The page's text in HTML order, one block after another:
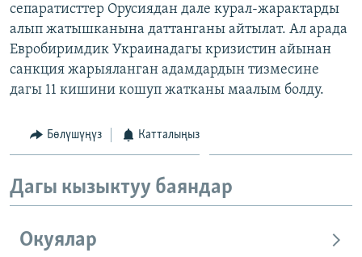
сепаратисттер Орусиядан дале курал-жарактарды
алып жатышканына даттанганы айтылат. Ал арада
Евробиримдик Украинадагы кризистин айынан
санкция жарыяланган адамдардын тизмесине
дагы 11 кишини кошуп жатканы маалым болду.
Бөлүшүңүз Катталыңыз
Дагы кызыктуу баяндар
Окуялар